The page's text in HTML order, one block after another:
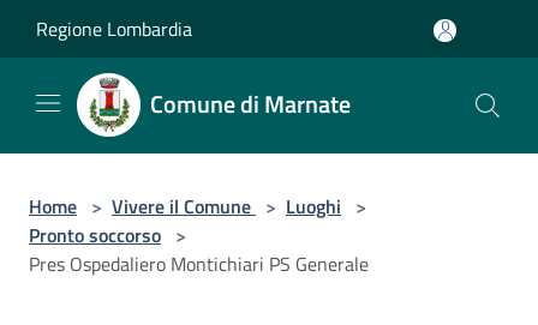
Regione Lombardia
Comune di Marnate
Home > Vivere il Comune > Luoghi >
Pronto soccorso >
Pres Ospedaliero Montichiari PS Generale